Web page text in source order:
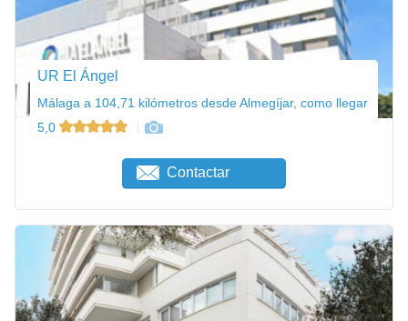
UR El Ángel
Málaga a 104,71 kilómetros desde Almegíjar, como llegar
5,0
Contactar